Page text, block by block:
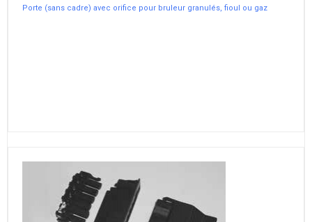
Porte (sans cadre) avec orifice pour bruleur granulés, fioul ou gaz